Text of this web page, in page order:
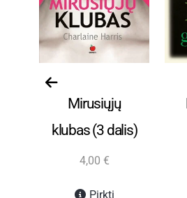
Mirusiųjų
klubas (3 dalis)
4,00 €
Pirkti